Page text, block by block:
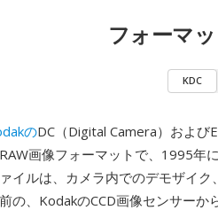
フォーマ
KDC
のDC（Digital Camera）および
画像フォーマットで、1995年
イルは、カメラ内でのデモザイ
の、KodakのCCD画像センサー